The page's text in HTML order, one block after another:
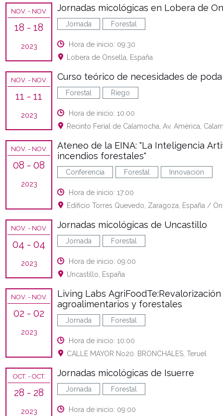
NOV. - NOV.
18 - 18
2023
Jornadas micológicas en Lobera de
Jornada Forestal
Hora de inicio: 09:30
Lobera de Onsella, España
NOV. - NOV.
11 - 11
2023
Curso teórico de necesidades de
Forestal Riego
Hora de inicio: 10:00
Recinto Ferial de Calamocha, Av. América,
NOV. - NOV.
08 - 08
2023
Ateneo de la EINA: "La Inteligencia
incendios forestales"
Conferencia Forestal Innovación
Hora de inicio: 17:00
Edificio Torres Quevedo, Zaragoza, España /
NOV. - NOV.
04 - 04
2023
Jornadas micológicas de Uncastillo
Jornada Forestal
Hora de inicio: 09:00
Uncastillo, España
NOV. - NOV.
02 - 02
2023
Living Labs
agroalimentarios y forestales
Jornada Forestal
Hora de inicio: 10:00
CALLE MAYOR No20. BRONCHALES, Teruel
OCT. - OCT.
28 - 28
2023
Jornadas micológicas de Isuerre
Jornada Forestal
Hora de inicio: 09:00